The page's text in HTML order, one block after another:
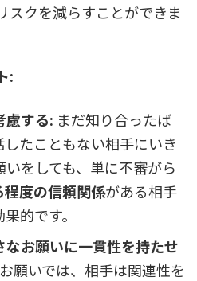
スクを減らすことができま
:
慮する: まだ知り合ったば
たこともない相手にいき
をしても、単に不審がら
程度の信頼関係がある相手
的です。
お願いに一貫性を持たせ
願いでは、相手は関連性を